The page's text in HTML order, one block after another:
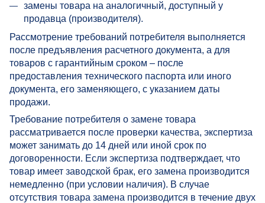
замены товара на аналогичный, доступный у
продавца (производителя).
Рассмотрение требований потребителя выполняется
после предъявления расчетного документа, а для
товаров с гарантийным сроком – после
предоставления технического паспорта или иного
документа, его заменяющего, с указанием даты
продажи.
Требование потребителя о замене товара
рассматривается после проверки качества, экспертиза
может занимать до 14 дней или иной срок по
договоренности. Если экспертиза подтверждает, что
товар имеет заводской брак, его замена производится
немедленно (при условии наличия). В случае
отсутствия товара замена производится в течение двух